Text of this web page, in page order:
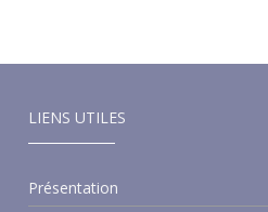
LIENS UTILES
Présentation